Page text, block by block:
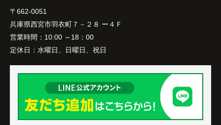
〒662-0051
兵庫県西宮市羽衣町７－２８ ー４Ｆ
営業時間： 10:00 ～18：00
定休日： 水曜日、日曜日、祝日